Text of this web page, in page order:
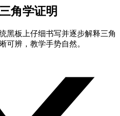
角学证明
黑板上仔细书写并逐步解释三角
可辨，教学手势自然。